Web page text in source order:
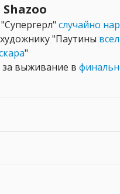
случайно
"Паутины
"
за выживание в